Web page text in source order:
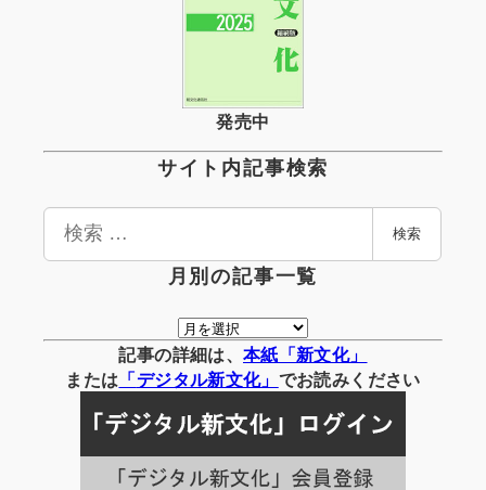
発売中
サイト内記事検索
検
検索
月別の記事一覧
月
別
の
事
一
覧
記事の詳細は、 本紙「新文化」
または 「デジタル新文化」 でお読みください